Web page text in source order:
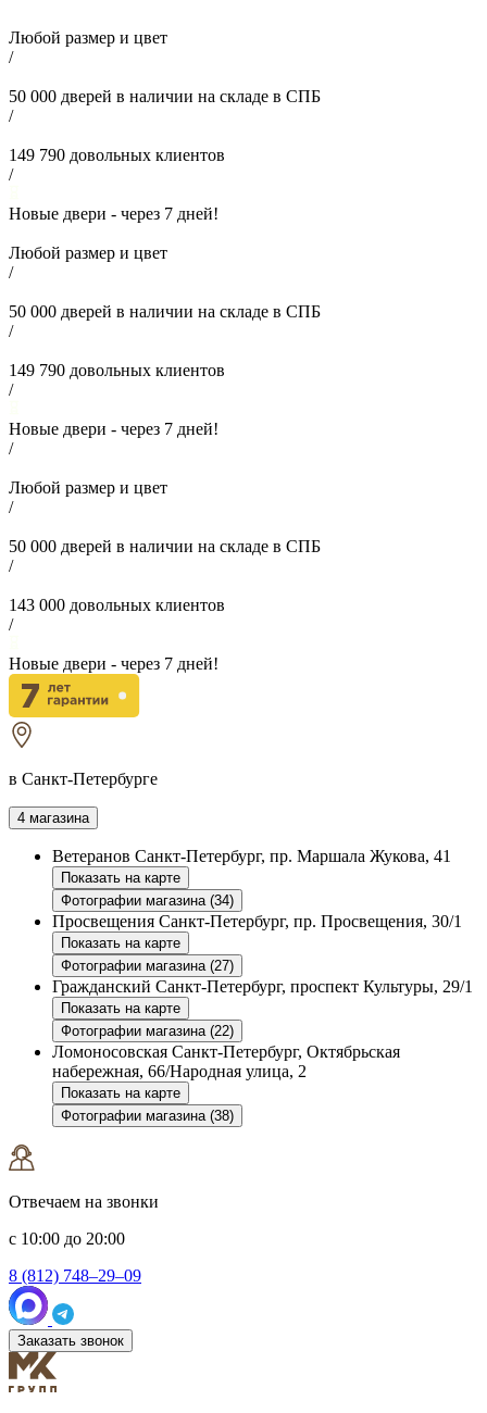
Любой размер и цвет
/
50 000 дверей в наличии на складе в СПБ
/
149 790 довольных клиентов
/
Новые двери - через 7 дней!
Любой размер и цвет
/
50 000 дверей в наличии на складе в СПБ
/
149 790 довольных клиентов
/
Новые двери - через 7 дней!
/
Любой размер и цвет
/
50 000 дверей в наличии на складе в СПБ
/
143 000 довольных клиентов
/
Новые двери - через 7 дней!
в Санкт-Петербурге
4 магазина
Ветеранов Санкт-Петербург, пр. Маршала Жукова, 41
Показать на карте
Фотографии магазина (34)
Просвещения Санкт-Петербург, пр. Просвещения, 30/1
Показать на карте
Фотографии магазина (27)
Гражданский Санкт-Петербург, проспект Культуры, 29/1
Показать на карте
Фотографии магазина (22)
Ломоносовская Санкт-Петербург, Октябрьская
набережная, 66/Народная улица, 2
Показать на карте
Фотографии магазина (38)
Отвечаем на звонки
с 10:00 до 20:00
8 (812) 748–29–09
Заказать звонок